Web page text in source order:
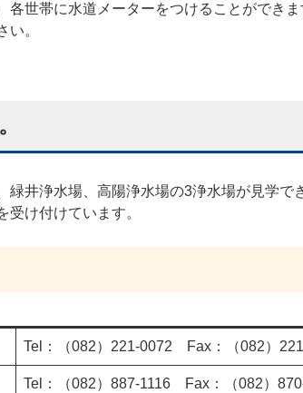
世帯に水道メーターをつけることができま
い。
緑井浄水場、高陽浄水場の3浄水場が見学で
け付けています。
Tel：（082）221-0072 Fax：（082）
Tel：（082）887-1116 Fax：（082）